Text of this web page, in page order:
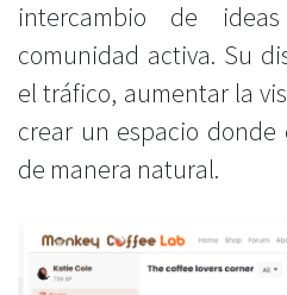
intercambio de
comunidad activa. Su
el tráfico, aumentar la
crear un espacio
de manera natural.